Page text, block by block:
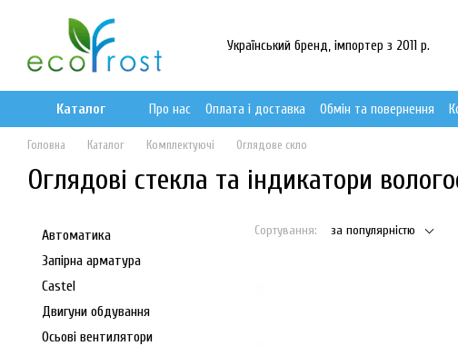
Український бренд, імпортер з 2011 р.
Каталог Про нас Оплата і доставка Обмін та повернення
Головна Каталог Комплектуючі Оглядове скло
Оглядові стекла та індикатори
Сортування: за популярністю
Автоматика
Запірна арматура
Castel
Двигуни обдування
Осьові вентилятори